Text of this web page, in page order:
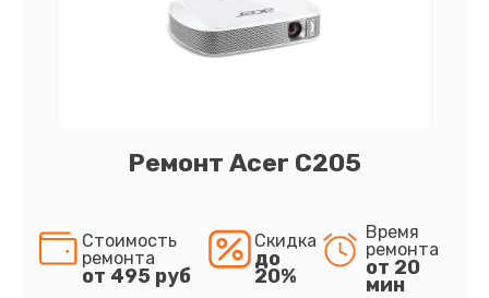
Ремонт Acer C205
Стоимость
ремонта
от 495 руб
Скидка
до
20%
Время
ремонта
от 20
мин